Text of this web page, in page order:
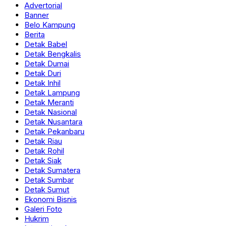
Advertorial
Banner
Belo Kampung
Berita
Detak Babel
Detak Bengkalis
Detak Dumai
Detak Duri
Detak Inhil
Detak Lampung
Detak Meranti
Detak Nasional
Detak Nusantara
Detak Pekanbaru
Detak Riau
Detak Rohil
Detak Siak
Detak Sumatera
Detak Sumbar
Detak Sumut
Ekonomi Bisnis
Galeri Foto
Hukrim